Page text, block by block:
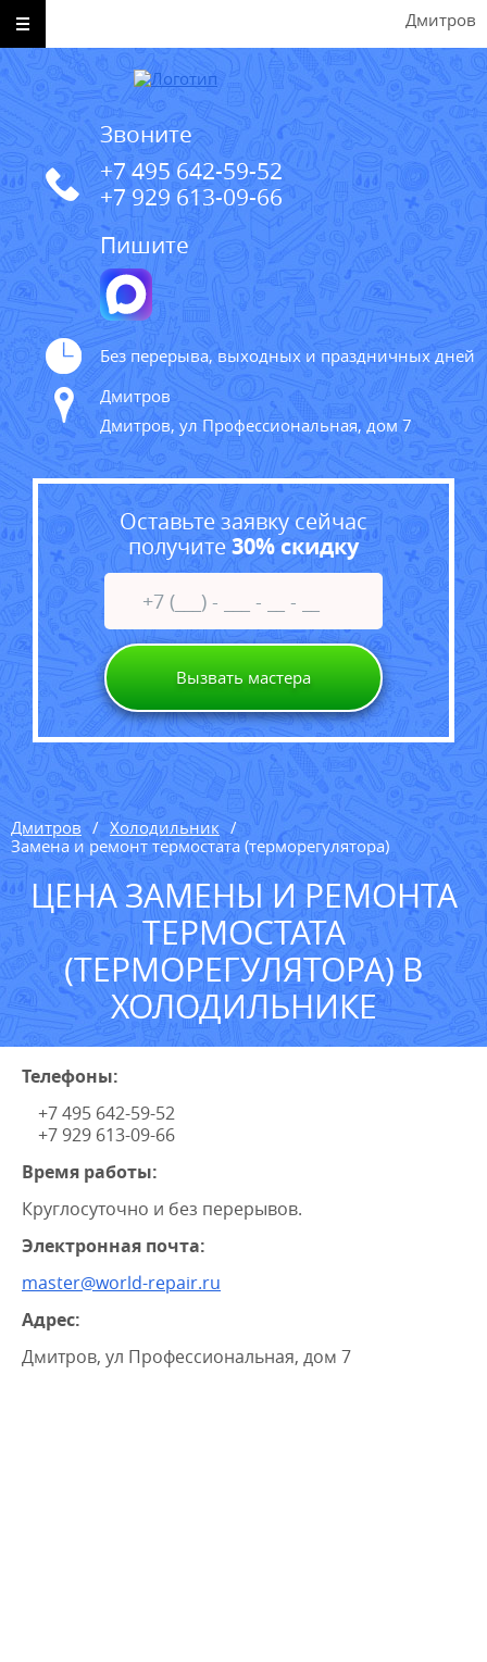
Дмитров
Звоните
+7 495 642-59-52
+7 929 613-09-66
Пишите
Без перерыва, выходных и праздничных дней
Дмитров
Дмитров, ул Профессиональная, дом 7
Оставьте заявку сейчас
получите30% скидку
Вызвать мастера
Дмитров
Холодильник
Замена и ремонт термостата (терморегулятора)
ЦЕНА ЗАМЕНЫ И РЕМОНТА
ТЕРМОСТАТА
(ТЕРМОРЕГУЛЯТОРА) В
ХОЛОДИЛЬНИКЕ
Телефоны:
+7 495 642-59-52
+7 929 613-09-66
Время работы:
Круглосуточно и без перерывов.
Электронная почта:
master@world-repair.ru
Адрес:
Дмитров, ул Профессиональная, дом 7